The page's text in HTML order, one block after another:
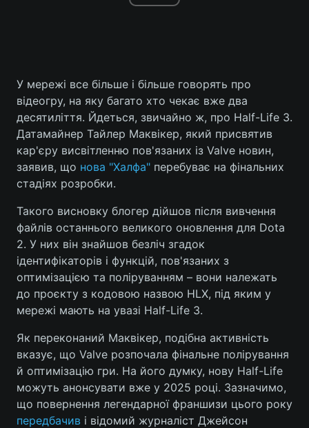
У мережі все більше і більше говорять про
відеогру, на яку багато хто чекає вже два
десятиліття. Йдеться, звичайно ж, про Half-Life 3.
Датамайнер Тайлер Маквікер, який присвятив
кар'єру висвітленню пов'язаних із Valve новин,
заявив, що нова "Халфа" перебуває на фінальних
стадіях розробки.
Такого висновку блогер дійшов після вивчення
файлів останнього великого оновлення для Dota
2. У них він знайшов безліч згадок
ідентифікаторів і функцій, пов'язаних з
оптимізацією та поліруванням – вони належать
до проєкту з кодовою назвою HLX, під яким у
мережі мають на увазі Half-Life 3.
Як переконаний Маквікер, подібна активність
вказує, що Valve розпочала фінальне полірування
й оптимізацію гри. На його думку, нову Half-Life
можуть анонсувати вже у 2025 році. Зазначимо,
що повернення легендарної франшизи цього року
передбачив і відомий журналіст Джейсон